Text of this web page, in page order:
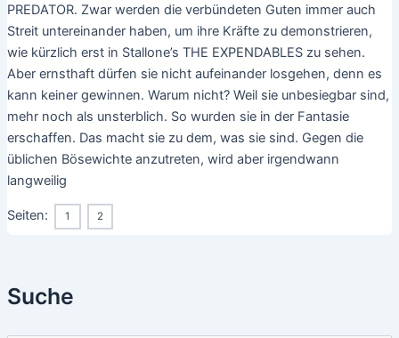
Suche
PREDATOR. Zwar werden die verbündeten Guten immer auch
Streit untereinander haben, um ihre Kräfte zu demonstrieren,
wie kürzlich erst in Stallone’s THE EXPENDABLES zu sehen.
Aber ernsthaft dürfen sie nicht aufeinander losgehen, denn es
kann keiner gewinnen. Warum nicht? Weil sie unbesiegbar sind,
mehr noch als unsterblich. So wurden sie in der Fantasie
erschaffen. Das macht sie zu dem, was sie sind. Gegen die
üblichen Bösewichte anzutreten, wird aber irgendwann
langweilig
Seiten: 1 2